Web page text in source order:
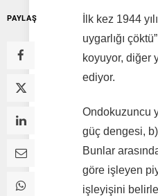
PAYLAŞ İlk kez 1944
uygarlığı
koyuyor, diğer
ediyor.
Ondokuzuncu
güç dengesi,
Bunlar
göre işleyen
işleyişini